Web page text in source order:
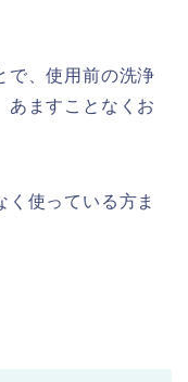
で、使用前の洗浄
あますことなくお
使っている方ま